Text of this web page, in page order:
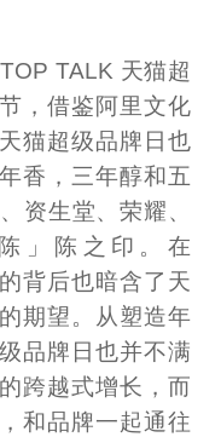
TALK 天猫超
，借鉴阿里文化
猫超级品牌日也
香，三年醇和五
资生堂、荣耀、
」陈之印。在
背后也暗含了天
期望。从塑造年
品牌日也并不满
跨越式增长，而
和品牌一起通往